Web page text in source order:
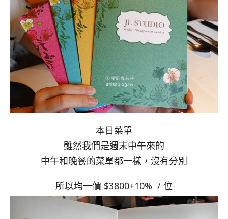
本日菜單
雖然我們是週末中午來的
中午和晚餐的菜單都一樣，沒有分別
所以均一價 $3800+10% / 位